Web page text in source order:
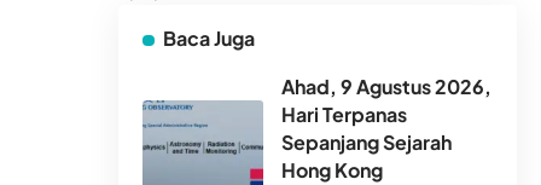
Baca Juga
Ahad, 9 Agustus 2026,
Hari Terpanas
Sepanjang Sejarah
Hong Kong